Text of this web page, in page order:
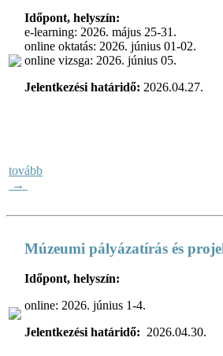
Időpont, helyszín:
e-learning: 2026. május 25-31.
online oktatás: 2026. június 01-02.
online vizsga: 2026. június 05.
Jelentkezési határidő: 2026.04.27.
tovább
→
Múzeumi pályázatírás és
Időpont, helyszín:
online: 2026. június 1-4.
Jelentkezési határidő: 2026.04.30.